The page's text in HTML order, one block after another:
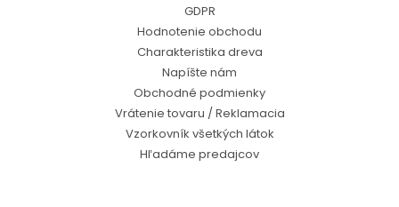
GDPR
Hodnotenie obchodu
Charakteristika dreva
Napíšte nám
Obchodné podmienky
Vrátenie tovaru / Reklamacia
Vzorkovník všetkých látok
Hľadáme predajcov